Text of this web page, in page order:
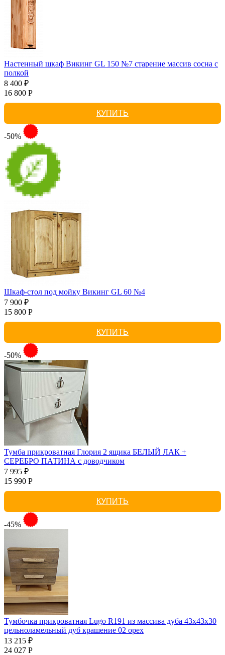
Настенный шкаф Викинг GL 150 №7 старение массив сосна с
полкой
8 400 ₽
16 800 Р
КУПИТЬ
-50%
Шкаф-стол под мойку Викинг GL 60 №4
7 900 ₽
15 800 Р
КУПИТЬ
-50%
Тумба прикроватная Глория 2 ящика БЕЛЫЙ ЛАК +
СЕРЕБРО ПАТИНА с доводчиком
7 995 ₽
15 990 Р
КУПИТЬ
-45%
Тумбочка прикроватная Lugo R191 из массива дуба 43х43х30
цельноламельный дуб крашение 02 орех
13 215 ₽
24 027 Р